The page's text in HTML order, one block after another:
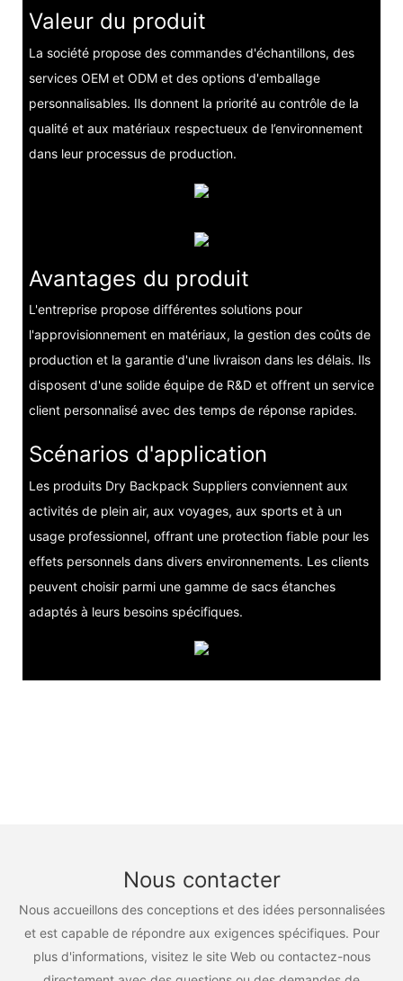
Valeur du produit
La société propose des commandes d'échantillons, des
services OEM et ODM et des options d'emballage
personnalisables. Ils donnent la priorité au contrôle de la
qualité et aux matériaux respectueux de l’environnement
dans leur processus de production.
Avantages du produit
L'entreprise propose différentes solutions pour
l'approvisionnement en matériaux, la gestion des coûts de
production et la garantie d'une livraison dans les délais. Ils
disposent d'une solide équipe de R&D et offrent un service
client personnalisé avec des temps de réponse rapides.
Scénarios d'application
Les produits Dry Backpack Suppliers conviennent aux
activités de plein air, aux voyages, aux sports et à un
usage professionnel, offrant une protection fiable pour les
effets personnels dans divers environnements. Les clients
peuvent choisir parmi une gamme de sacs étanches
adaptés à leurs besoins spécifiques.
Nous contacter
Nous accueillons des conceptions et des idées personnalisées
et est capable de répondre aux exigences spécifiques. Pour
plus d'informations, visitez le site Web ou contactez-nous